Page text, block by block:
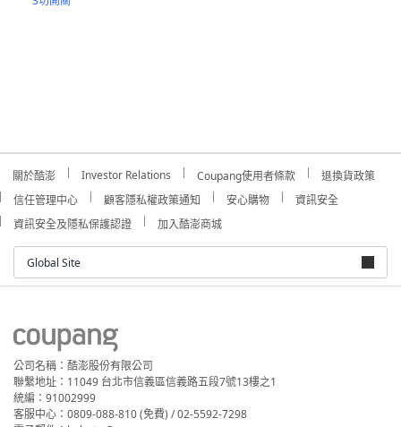
關於酷澎 Investor Relations Coupang使用者條款
退換貨政策
信任管理中心
顧客隱私權政策通知 安心購物
資訊安全
資訊安全及隱私保護認證
加入酷澎商城
Global Site
公司名稱：酷澎股份有限公司
聯繫地址：11049 台北市信義區信義路五段7號13樓之1
統編：91002999
客服中心：0809-088-810 (免費) / 02-5592-7298